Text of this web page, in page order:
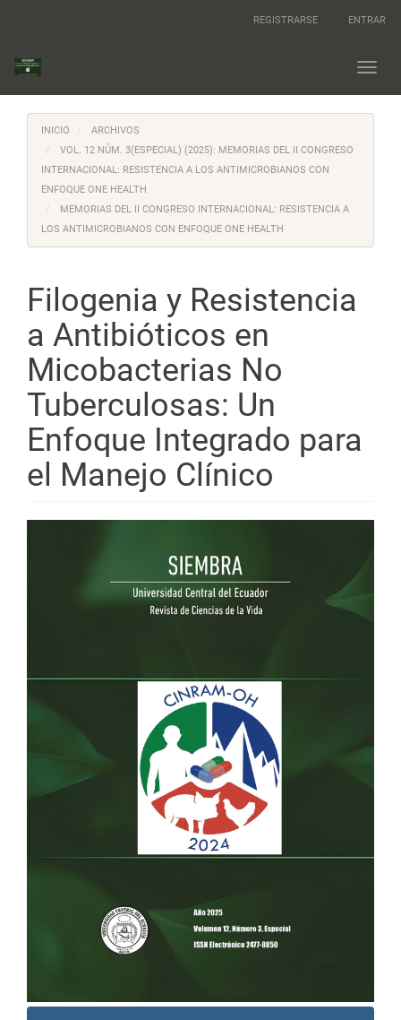
principal
Barra
lateral
REGISTRARSE ENTRAR
INICIO
ARCHIVOS
VOL. 12 NÚM. 3(ESPECIAL) (2025): MEMORIAS DEL II CONGRESO
INTERNACIONAL: RESISTENCIA A LOS ANTIMICROBIANOS CON
ENFOQUE ONE HEALTH
MEMORIAS DEL II CONGRESO INTERNACIONAL: RESISTENCIA A
LOS ANTIMICROBIANOS CON ENFOQUE ONE HEALTH
Filogenia y Resistencia
a Antibióticos en
Micobacterias No
Tuberculosas: Un
Enfoque Integrado para
el Manejo Clínico